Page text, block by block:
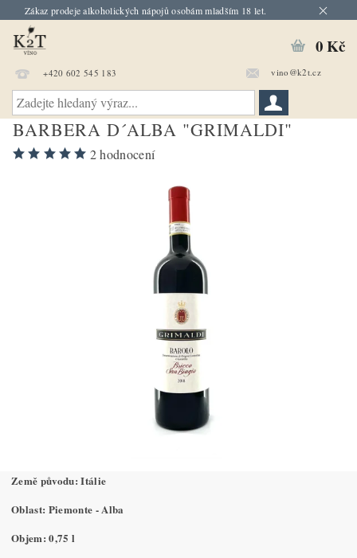
Zákaz prodeje alkoholických nápojů osobám mladším 18 let.
+420 602 545 183 vino@k2t.cz
0 Kč
BARBERA D´ALBA "GRIMALDI"
2 hodnocení
Země původu: Itálie
Oblast: Piemonte - Alba
Objem: 0,75 l